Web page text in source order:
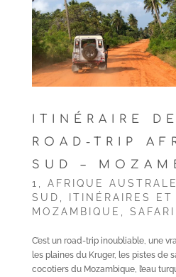
ITINÉRAIRE
ROAD-TRIP
SUD –
1 AFRIQUE AUSTRALE
SUD
ITINÉRAIRES
MOZAMBIQUE
SAFARI
C’est un road-trip inoubliable, une
les plaines du Kruger, les pistes de
cocotiers du Mozambique, l’eau